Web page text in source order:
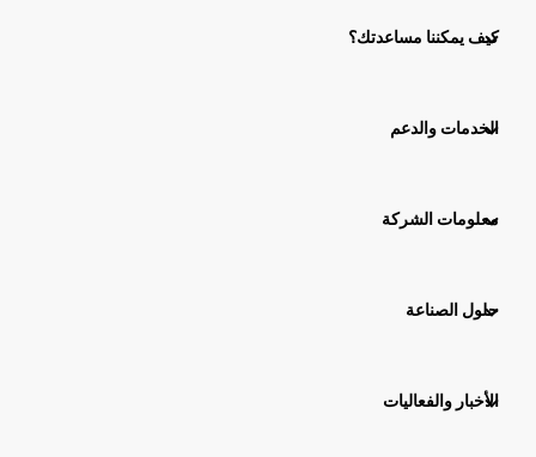
كيف يمكننا مساعدتك؟
الخدمات والدعم
معلومات الشركة
حلول الصناعة
الأخبار والفعاليات